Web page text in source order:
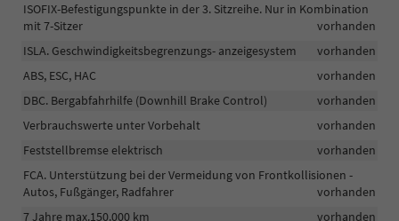
ISOFIX-Befestigungspunkte in der 3. Sitzreihe. Nur in Kombination
mit 7-Sitzer
vorhanden
ISLA. Geschwindigkeitsbegrenzungs- anzeigesystem
vorhanden
ABS, ESC, HAC
vorhanden
DBC. Bergabfahrhilfe (Downhill Brake Control)
vorhanden
Verbrauchswerte unter Vorbehalt
vorhanden
Feststellbremse elektrisch
vorhanden
FCA. Unterstützung bei der Vermeidung von Frontkollisionen -
Autos, Fußgänger, Radfahrer
vorhanden
7 Jahre max.150.000 km
vorhanden